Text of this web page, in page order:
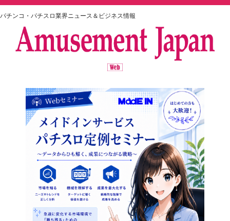
パチンコ・パチスロ業界ニュース＆ビジネス情報